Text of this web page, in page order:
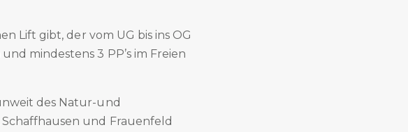
Lift gibt, der vom UG bis ins OG
mindestens 3 PP’s im Freien
des Natur-und
und Frauenfeld